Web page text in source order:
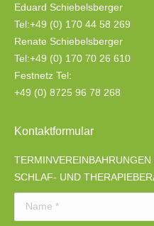
Eduard Schiebelsberger
Tel:+49 (0) 170 44 58 269
Renate Schiebelsberger
Tel:+49 (0) 170 70 26 610
Festnetz Tel:
+49 (0) 8725 96 78 268
Kontaktformular
SCHLAF- UND
Name *